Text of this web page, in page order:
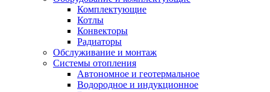
Комплектующие
Котлы
Конвекторы
Радиаторы
Обслуживание и монтаж
Системы отопления
Автономное и геотермальное
Водородное и индукционное